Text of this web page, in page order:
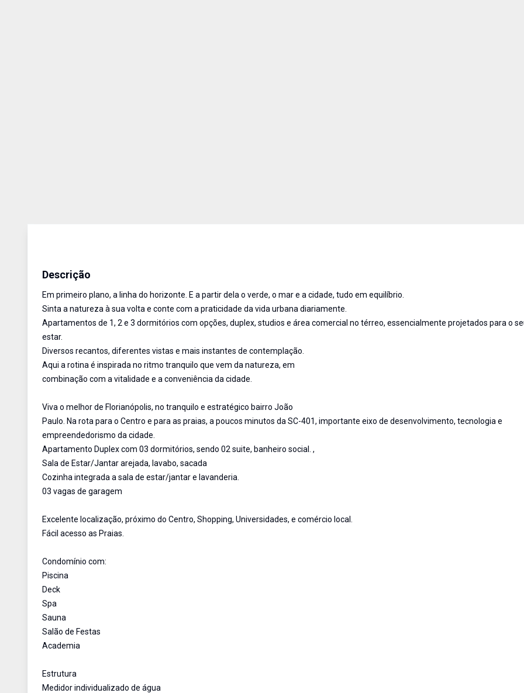
Descrição
Em primeiro plano, a linha do horizonte. E a partir dela o verde, o mar e a cidade, tudo em equilíbrio.
Sinta a natureza à sua volta e conte com a praticidade da vida urbana diariamente.
Apartamentos de 1, 2 e 3 dormitórios com opções, duplex, studios e área comercial no térreo, essencialmente projetados para o
estar.
Diversos recantos, diferentes vistas e mais instantes de contemplação.
Aqui a rotina é inspirada no ritmo tranquilo que vem da natureza, em
combinação com a vitalidade e a conveniência da cidade.
Viva o melhor de Florianópolis, no tranquilo e estratégico bairro João
Paulo. Na rota para o Centro e para as praias, a poucos minutos da SC-401, importante eixo de desenvolvimento, tecnologia e
empreendedorismo da cidade.
Apartamento Duplex com 03 dormitórios, sendo 02 suite, banheiro social. ,
Sala de Estar/Jantar arejada, lavabo, sacada
Cozinha integrada a sala de estar/jantar e lavanderia.
03 vagas de garagem
Excelente localização, próximo do Centro, Shopping, Universidades, e comércio local.
Fácil acesso as Praias.
Condomínio com:
Piscina
Deck
Spa
Sauna
Salão de Festas
Academia
Estrutura
Medidor individualizado de água